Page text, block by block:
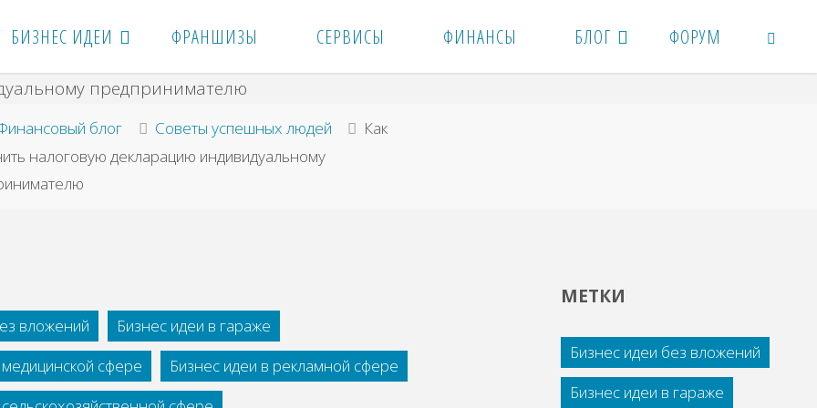
БИЗНЕС ИДЕИ ФРАНШИЗЫ СЕРВИСЫ ФИНАНСЫ БЛОГ ФОРУМ
блог Советы успешных людей
Как
налоговую декларацию индивидуальному
вложений
Бизнес идеи в гараже
сфере
Бизнес идеи в рекламной сфере
МЕТКИ
Бизнес идеи без вложений
Бизнес идеи в гараже